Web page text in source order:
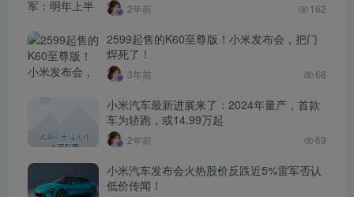
2年前 162
2599起售的K60至尊版！小米发布会，把门
焊死了！
3年前 68
小米汽车最新进展来了：2024年量产，首款
车为轿跑，或14.99万起
2年前 69
小米汽车发布会火热股价反跌近5%雷军否认
低价传闻！